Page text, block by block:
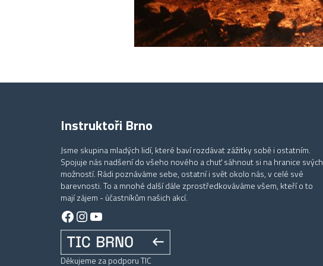
Instruktoři Brno
Jsme skupina mladých lidí, které baví rozdávat zážitky sobě i ostatním.
Spojuje nás nadšení do všeho nového a chuť sáhnout si na hranice svých
možností. Rádi poznáváme sebe, ostatní i svět okolo nás, v celé své
barevnosti. To a mnohé další dále zprostředkováváme všem, kteří o to
mají zájem - účastníkům našich akcí.
Facebook
Instagram
YouTube
Děkujeme za podporu TIC